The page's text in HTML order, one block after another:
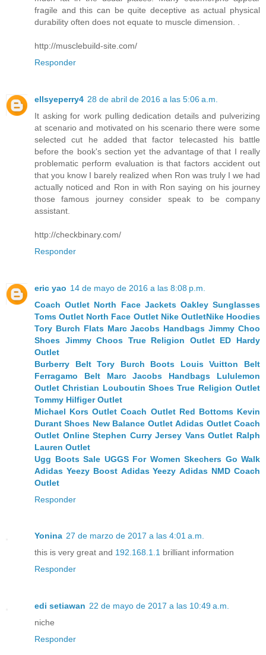
fragile and this can be quite deceptive as actual physical
durability often does not equate to muscle dimension. .
http://musclebuild-site.com/
Responder
ellsyeperry4 28 de abril de 2016 a las 5:06 a.m.
It asking for work pulling dedication details and pulverizing
at scenario and motivated on his scenario there were some
selected cut he added that factor telecasted his battle
before the book's section yet the advantage of that I really
problematic perform evaluation is that factors accident out
that you know I barely realized when Ron was truly I we had
actually noticed and Ron in with Ron saying on his journey
those famous journey consider speak to be company
assistant.
http://checkbinary.com/
Responder
eric yao 14 de mayo de 2016 a las 8:08 p.m.
Coach Outlet North Face Jackets Oakley Sunglasses
Toms Outlet North Face Outlet Nike OutletNike Hoodies
Tory Burch Flats Marc Jacobs Handbags Jimmy Choo
Shoes Jimmy Choos True Religion Outlet ED Hardy
Outlet
Burberry Belt Tory Burch Boots
Louis Vuitton Belt
Ferragamo Belt
Marc Jacobs Handbags
Lululemon
Outlet Christian Louboutin Shoes True Religion Outlet
Tommy Hilfiger Outlet
Michael Kors Outlet Coach Outlet Red Bottoms Kevin
Durant Shoes New Balance Outlet Adidas Outlet Coach
Outlet Online Stephen Curry Jersey Vans Outlet Ralph
Lauren Outlet
Ugg Boots Sale UGGS For Women Skechers Go Walk
Adidas Yeezy Boost Adidas Yeezy Adidas NMD Coach
Outlet
Responder
Yonina 27 de marzo de 2017 a las 4:01 a.m.
this is very great and 192.168.1.1 brilliant information
Responder
edi setiawan 22 de mayo de 2017 a las 10:49 a.m.
niche
Responder